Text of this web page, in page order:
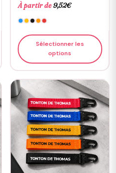
À partir de9,52€
Sélectionner les
options